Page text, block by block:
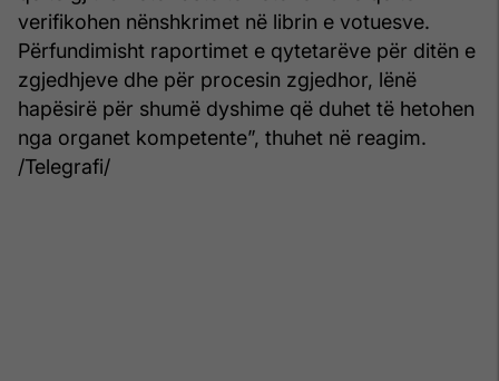
verifikohen nënshkrimet në librin e votuesve.
Përfundimisht raportimet e qytetarëve për ditën e
zgjedhjeve dhe për procesin zgjedhor, lënë
hapësirë për shumë dyshime që duhet të hetohen
nga organet kompetente”, thuhet në reagim.
/Telegrafi/